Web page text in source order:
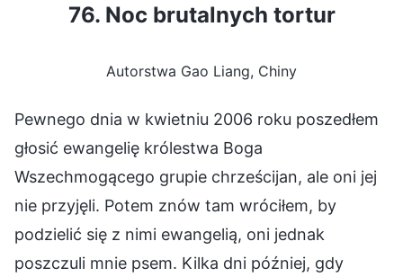
76. Noc brutalnych tortur
Autorstwa Gao Liang, Chiny
Pewnego dnia w kwietniu 2006 roku poszedłem
głosić ewangelię królestwa Boga
Wszechmogącego grupie chrześcijan, ale oni jej
nie przyjęli. Potem znów tam wróciłem, by
podzielić się z nimi ewangelią, oni jednak
poszczuli mnie psem. Kilka dni później, gdy